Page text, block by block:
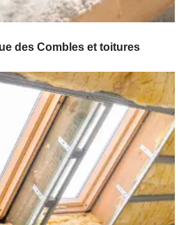
des Combles et toitures